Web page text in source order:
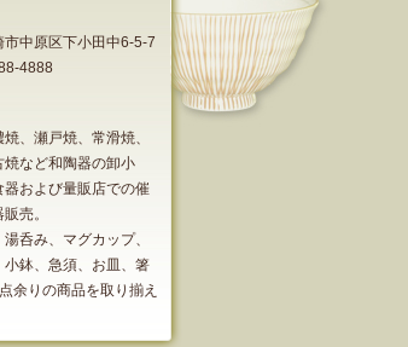
市中原区下小田中6-5-7
4888
、瀬戸焼、常滑焼、
焼など和陶器の卸小
器および量販店での催
売。
呑み、マグカップ、
小鉢、急須、お皿、箸
余りの商品を取り揃え